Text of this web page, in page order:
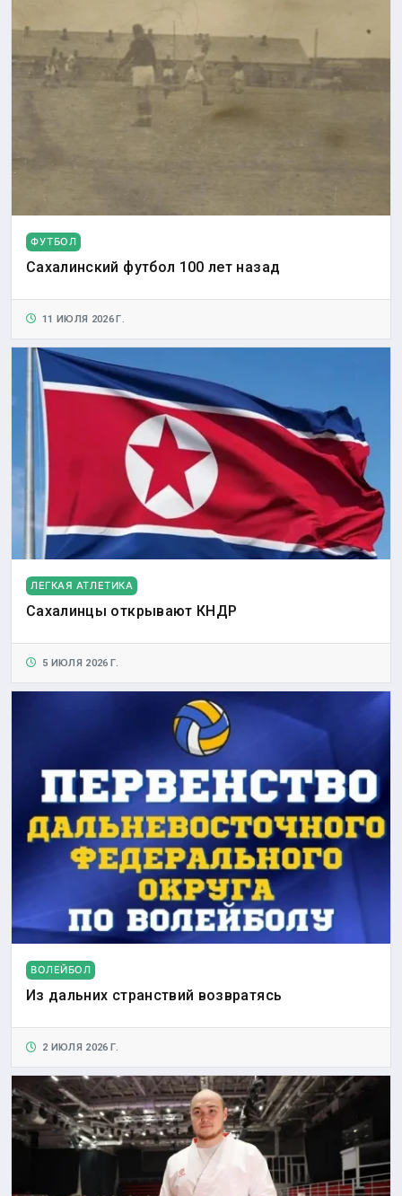
ФУТБОЛ
Сахалинский футбол 100 лет назад
11 ИЮЛЯ 2026 Г.
ЛЕГКАЯ АТЛЕТИКА
Сахалинцы открывают КНДР
5 ИЮЛЯ 2026 Г.
ВОЛЕЙБОЛ
Из дальних странствий возвратясь
2 ИЮЛЯ 2026 Г.